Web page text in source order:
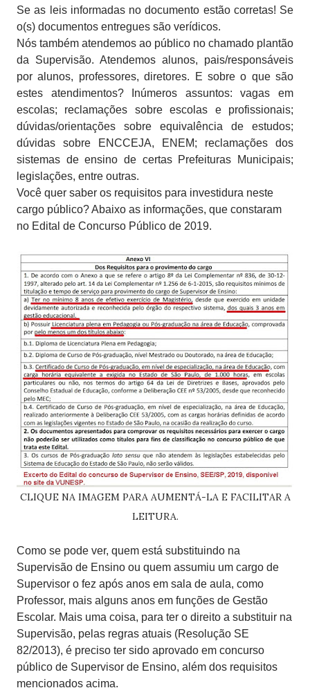
Se as leis informadas no documento estão corretas! Se
o(s) documentos entregues são verídicos.
Nós também atendemos ao público no chamado plantão
da Supervisão. Atendemos alunos, pais/responsáveis
por alunos, professores, diretores. E sobre o que são
estes atendimentos? Inúmeros assuntos: vagas em
escolas; reclamações sobre escolas e profissionais;
dúvidas/orientações sobre equivalência de estudos;
dúvidas sobre ENCCEJA, ENEM; reclamações dos
sistemas de ensino de certas Prefeituras Municipais;
legislações, entre outras.
Você quer saber os requisitos para investidura neste
cargo público? Abaixo as informações, que constaram
no Edital de Concurso Público de 2019.
CLIQUE NA IMAGEM PARA AUMENTÁ-LA E FACILITAR A
LEITURA.
Como se pode ver, quem está substituindo na
Supervisão de Ensino ou quem assumiu um cargo de
Supervisor o fez após anos em sala de aula, como
Professor, mais alguns anos em funções de Gestão
Escolar. Mais uma coisa, para ter o direito a substituir na
Supervisão, pelas regras atuais (Resolução SE
82/2013), é preciso ter sido aprovado em concurso
público de Supervisor de Ensino, além dos requisitos
mencionados acima.